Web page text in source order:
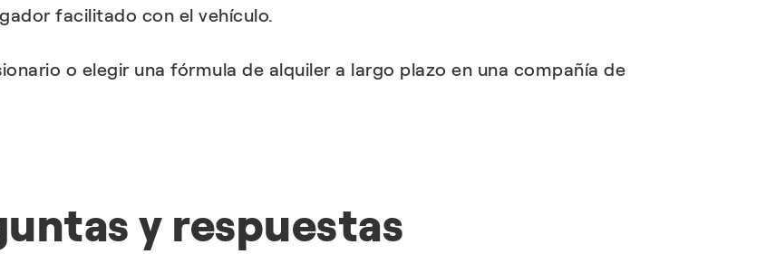
facilitado con el vehículo.
o elegir una fórmula de alquiler a largo plazo en una compañía de
y respuestas